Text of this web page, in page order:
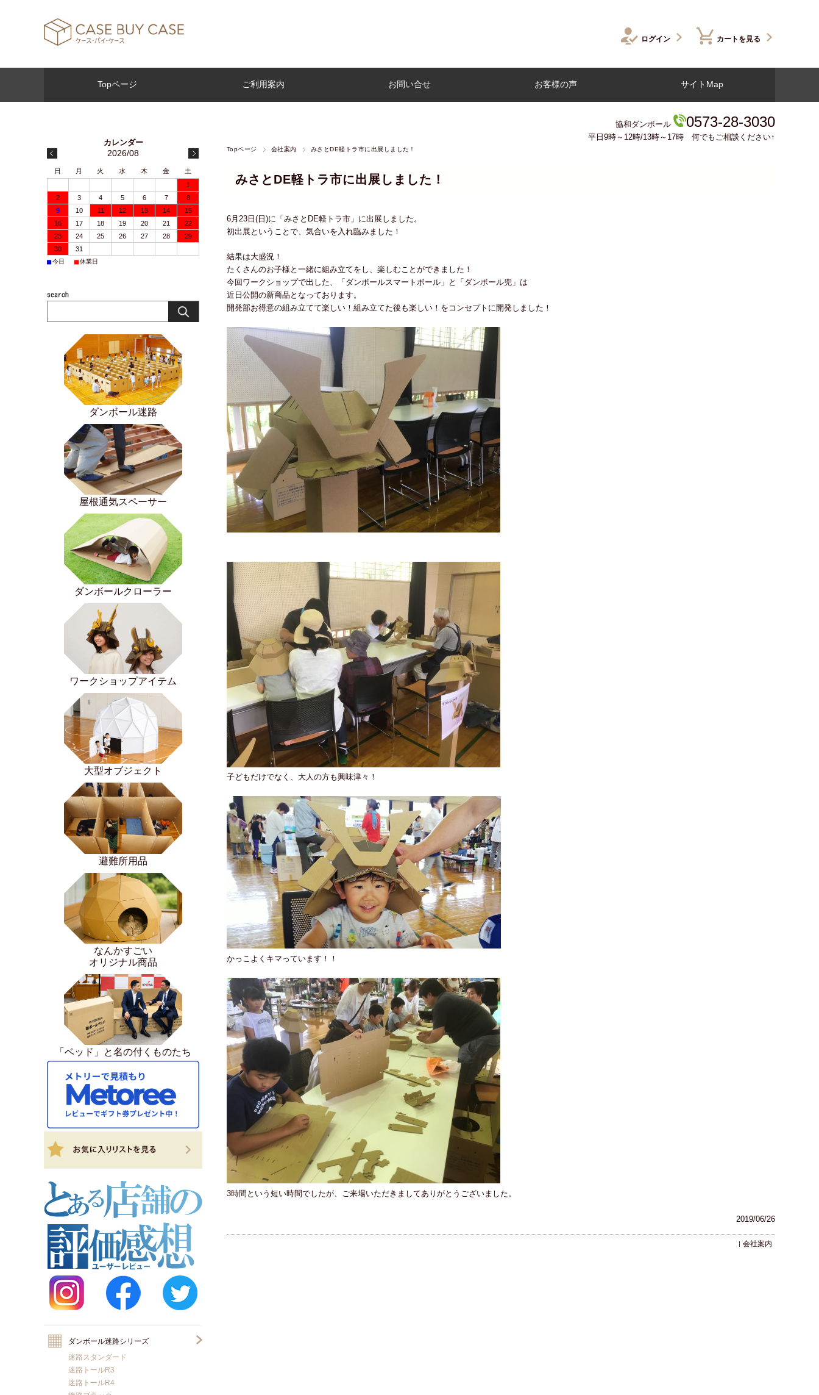
ログイン カートを見る
Topページ ご利用案内 お問い合せ お客様の声 サイトMap
協和ダンボール 0573-28-3030
平日9時～12時/13時～17時 何でもご相談ください↑
Topページ 会社案内 みさとDE軽トラ市に出展しました！
みさとDE軽トラ市に出展しました！
6月23日(日)に「みさとDE軽トラ市」に出展しました。
初出展ということで、気合いを入れ臨みました！
結果は大盛況！
たくさんのお子様と一緒に組み立てをし、楽しむことができました！
今回ワークショップで出した、「ダンボールスマートボール」と「ダンボール兜」は
近日公開の新商品となっております。
開発部お得意の組み立てて楽しい！組み立てた後も楽しい！をコンセプトに開発しました！
子どもだけでなく、大人の方も興味津々！
かっこよくキマっています！！
3時間という短い時間でしたが、ご来場いただきましてありがとうございました。
2019/06/26
会社案内
2026/08
日 月 火 水 木 金
土
1
2
3 4 5 6 7
8
9
10 11 12 13 14
15
16
17 18 19 20 21
22
23
24 25 26 27 28
29
30
31
■今日 ■休業日
ダンボール迷路
屋根通気スペーサー
ダンボールクローラー
ワークショップアイテム
大型オブジェクト
避難所用品
なんかすごい
オリジナル商品
「ベッド」と名の付くものたち
ダンボール迷路シリーズ
迷路スタンダード
迷路トールR3
迷路トールR4